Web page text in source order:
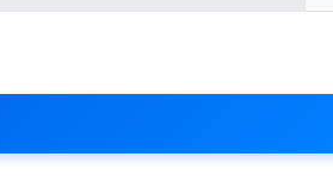
Android PC 其他